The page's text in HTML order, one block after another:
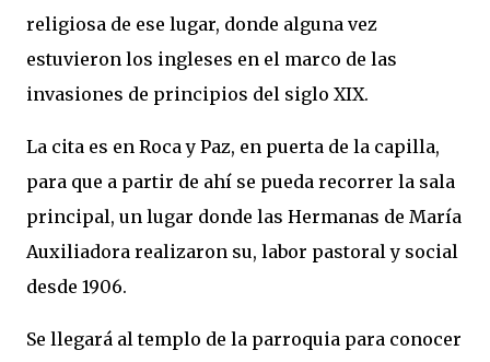
religiosa de ese lugar, donde alguna vez
estuvieron los ingleses en el marco de las
invasiones de principios del siglo XIX.
La cita es en Roca y Paz, en puerta de la capilla,
para que a partir de ahí se pueda recorrer la sala
principal, un lugar donde las Hermanas de María
Auxiliadora realizaron su, labor pastoral y social
desde 1906.
Se llegará al templo de la parroquia para conocer